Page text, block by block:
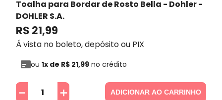
Toalha para Bordar de Rosto Bella - Dohler-
DOHLER S.A.
R$ 21,99
Á vista no boleto, depósito ou PIX
ou 1x de R$ 21,99 no crédito
＋
－ ADICIONAR AO CARRINHO